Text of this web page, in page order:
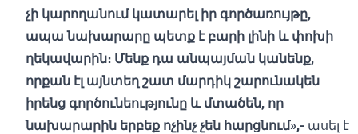
չի կարողանում կատարել իր գործառույթը,
ապա նախարարը պետք է բարի լինի և փոխի
ղեկավարին։ Մենք դա անպայման կանենք,
որքան էլ այնտեղ շատ մարդիկ շարունակեն
իրենց գործունեությունը և մտածեն, որ
նախարարին երբեք ոչինչ չեն հարցնում»,- ասել է